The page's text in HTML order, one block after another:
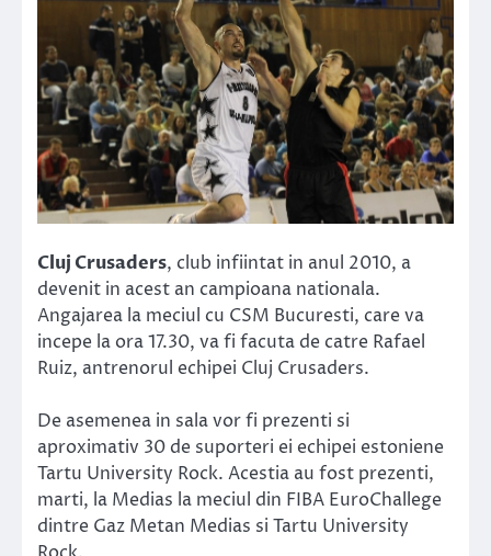
Cluj Crusaders, club infiintat in anul 2010, a
devenit in acest an campioana nationala.
Angajarea la meciul cu CSM Bucuresti, care va
incepe la ora 17.30, va fi facuta de catre Rafael
Ruiz, antrenorul echipei Cluj Crusaders.
De asemenea in sala vor fi prezenti si
aproximativ 30 de suporteri ei echipei estoniene
Tartu University Rock. Acestia au fost prezenti,
marti, la Medias la meciul din FIBA EuroChallege
dintre Gaz Metan Medias si Tartu University